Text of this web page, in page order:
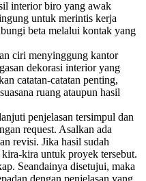
interior biro yang awak
untuk merintis kerja
beta melalui kontak yang
ciri menyinggung kantor
dekorasi interior yang
catatan-catatan penting,
ruang ataupun hasil
penjelasan tersimpul dan
request. Asalkan ada
revisi. Jika hasil sudah
kira untuk proyek tersebut.
Seandainya disetujui, maka
dengan penjelasan yang